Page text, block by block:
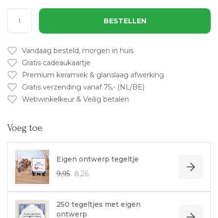
BESTELLEN
Vandaag besteld, morgen in huis
Gratis cadeaukaartje
Premium keramiek & glanslaag afwerking
Gratis verzending vanaf 75,- (NL/BE)
Webwinkelkeur & Veilig betalen
Voeg toe
Eigen ontwerp tegeltje
9,95 8,26
250 tegeltjes met eigen
ontwerp